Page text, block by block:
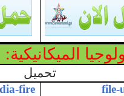
الميكانيكية:
تحميل
file-
fire